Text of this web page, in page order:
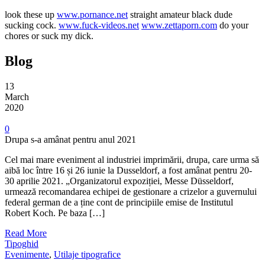
look these up www.pornance.net straight amateur black dude
sucking cock. www.fuck-videos.net www.zettaporn.com do your
chores or suck my dick.
Blog
13
March
2020
0
Drupa s-a amânat pentru anul 2021
Cel mai mare eveniment al industriei imprimării, drupa, care urma să
aibă loc între 16 și 26 iunie la Dusseldorf, a fost amânat pentru 20-
30 aprilie 2021. „Organizatorul expoziției, Messe Düsseldorf,
urmează recomandarea echipei de gestionare a crizelor a guvernului
federal german de a ține cont de principiile emise de Institutul
Robert Koch. Pe baza […]
Read More
Tipoghid
Evenimente, Utilaje tipografice